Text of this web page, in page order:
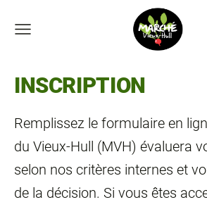
INSCRIPTION
Remplissez le formulaire en
du Vieux‑Hull (MVH) évaluera
selon nos critères internes et
de la décision. Si vous êtes